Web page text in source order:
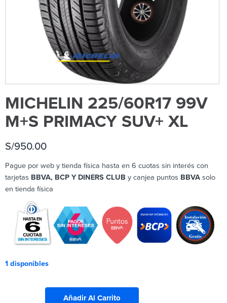
MICHELIN 225/60R17 99V
M+S PRIMACY SUV+ XL
S/950.00
Pague por web y tienda física hasta en 6 cuotas sin interés con
tarjetas BBVA, BCP Y DINERS CLUB y canjea puntos BBVA solo
en tienda física
1 disponibles
Añadir Al Carrito